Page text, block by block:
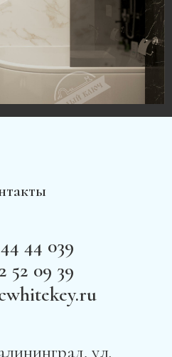
44 039
52 09 39
ул.